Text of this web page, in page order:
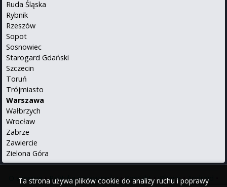
Ta strona używa plików cookie do analizy ruchu i poprawy
Ruda Śląska
Rybnik
Rzeszów
Sopot
Sosnowiec
Starogard Gdański
Szczecin
Toruń
Trójmiasto
Warszawa
Wałbrzych
Wrocław
Zabrze
Zawiercie
Zielona Góra
O serwisie•Polityka prywatności•Kontakt•iPhone•Android